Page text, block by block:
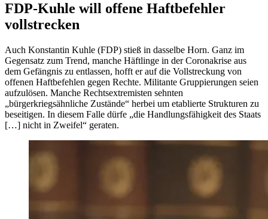
FDP-Kuhle will offene Haftbefehler
vollstrecken
Auch Konstantin Kuhle (FDP) stieß in dasselbe Horn. Ganz im
Gegensatz zum Trend, manche Häftlinge in der Coronakrise aus
dem Gefängnis zu entlassen, hofft er auf die Vollstreckung von
offenen Haftbefehlen gegen Rechte. Militante Gruppierungen seien
aufzulösen. Manche Rechtsextremisten sehnten
„bürgerkriegsähnliche Zustände“ herbei um etablierte Strukturen zu
beseitigen. In diesem Falle dürfe „die Handlungsfähigkeit des Staats
[…] nicht in Zweifel“ geraten.